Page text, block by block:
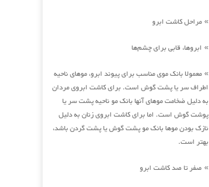
» مراحل کاشت ابرو
» ابروها، قابی برای چشم‌ها
» معمولا بانک موی مناسب برای پیوند ابرو، موهای ناحیه
اطراف سر یا پشت گوش است. برای کاشت ابروی مردان
به دلیل ضخامت موهای آنها بانک مو ناحیه پشت سر یا
پوشت گوش است. اما برای کاشت ابروی زنان به دلیل
نازک بودن موها بانک مو پشت گوش یا پشت گردن باشد،
بهتر است.
» صفر تا صد کاشت ابرو